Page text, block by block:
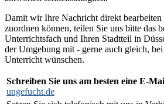
Damit wir Ihre Nachricht direkt
zuordnen können, teilen Sie uns bitte das
Unterrichtsfach und Ihren Stadtteil in
der Umgebung mit - gerne auch gleich,
Unterricht wünschen.
Schreiben Sie uns am besten eine E-
ungefucht.de